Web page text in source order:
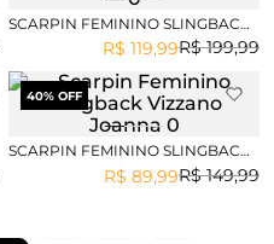
SCARPIN FEMININO SLINGBACK
MUNDIAL SUELLY
R$ 199,99
R$ 119,99
40% OFF
SCARPIN FEMININO SLINGBACK
VIZZANO JOANNA
R$ 149,99
R$ 89,99